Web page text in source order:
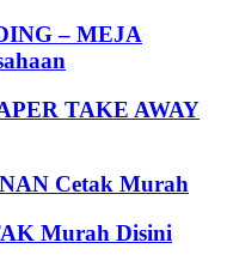
– MEJA
TAKE AWAY
Cetak Murah
Murah Disini